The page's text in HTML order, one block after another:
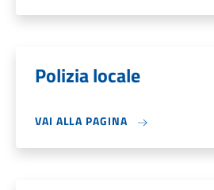
Polizia locale
VAI ALLA PAGINA